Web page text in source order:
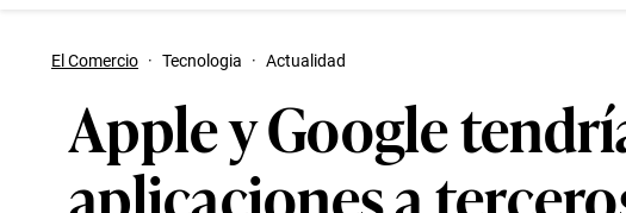
El Comercio · Tecnologia · Actualidad
Apple y Google
aplicaciones a